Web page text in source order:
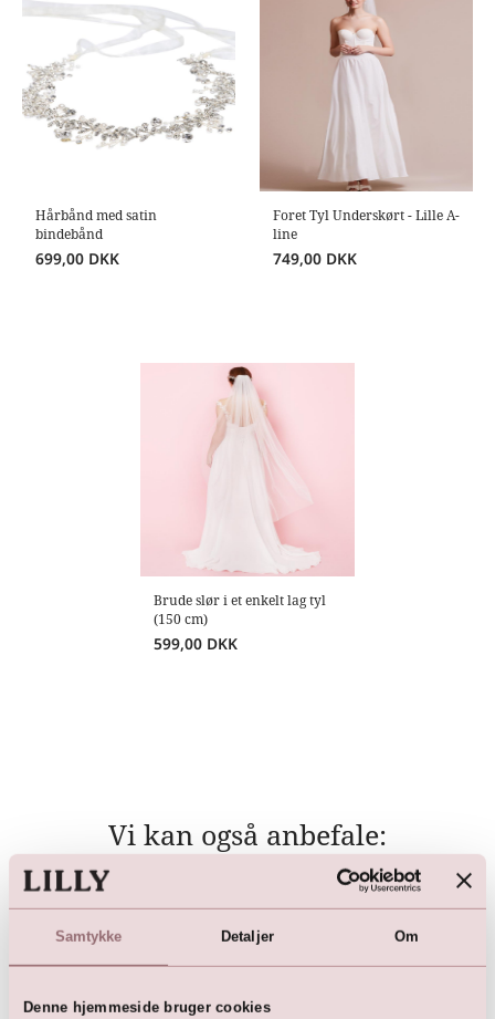
Samtykke Detaljer Om
Denne hjemmeside bruger cookies
Hårbånd med satin
bindebånd
699,00 DKK
Foret Tyl Underskørt - Lille A-
line
749,00 DKK
Brude slør i et enkelt lag tyl
(150 cm)
599,00 DKK
Vi kan også anbefale: